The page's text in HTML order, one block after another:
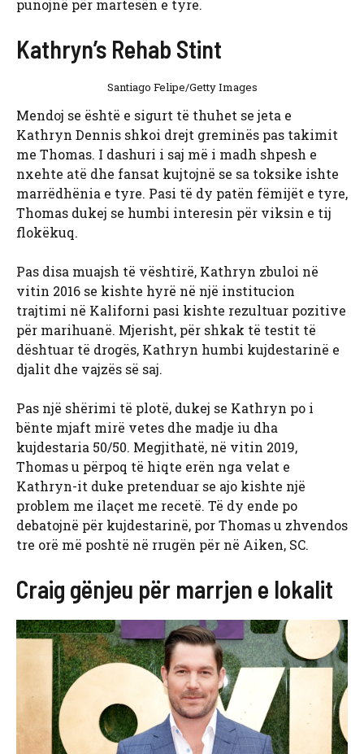
punojnë për martesën e tyre.
Kathryn’s Rehab Stint
Santiago Felipe/Getty Images
Mendoj se është e sigurt të thuhet se jeta e
Kathryn Dennis shkoi drejt greminës pas takimit
me Thomas. I dashuri i saj më i madh shpesh e
nxehte atë dhe fansat kujtojnë se sa toksike ishte
marrëdhënia e tyre. Pasi të dy patën fëmijët e tyre,
Thomas dukej se humbi interesin për viksin e tij
flokëkuq.
Pas disa muajsh të vështirë, Kathryn zbuloi në
vitin 2016 se kishte hyrë në një institucion
trajtimi në Kaliforni pasi kishte rezultuar pozitive
për marihuanë. Mjerisht, për shkak të testit të
dështuar të drogës, Kathryn humbi kujdestarinë e
djalit dhe vajzës së saj.
Pas një shërimi të plotë, dukej se Kathryn po i
bënte mjaft mirë vetes dhe madje iu dha
kujdestaria 50/50. Megjithatë, në vitin 2019,
Thomas u përpoq të hiqte erën nga velat e
Kathryn-it duke pretenduar se ajo kishte një
problem me ilaçet me recetë. Të dy ende po
debatojnë për kujdestarinë, por Thomas u zhvendos
tre orë më poshtë në rrugën për në Aiken, SC.
Craig gënjeu për marrjen e lokalit